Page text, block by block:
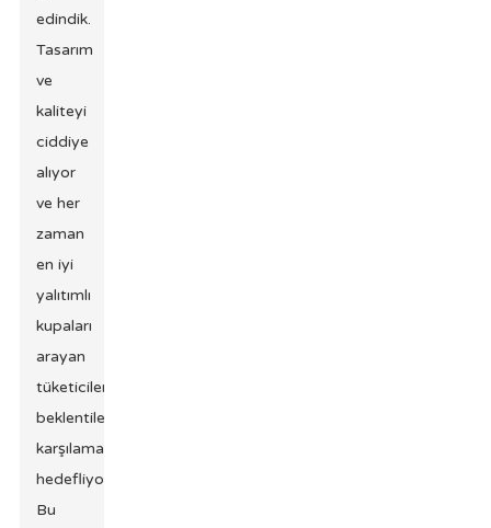
edindik.
Tasarım
ve
kaliteyi
ciddiye
alıyor
ve her
zaman
en iyi
yalıtımlı
kupaları
arayan
tüketicilerin
beklentilerini
karşılamayı
hedefliyoruz.
Bu